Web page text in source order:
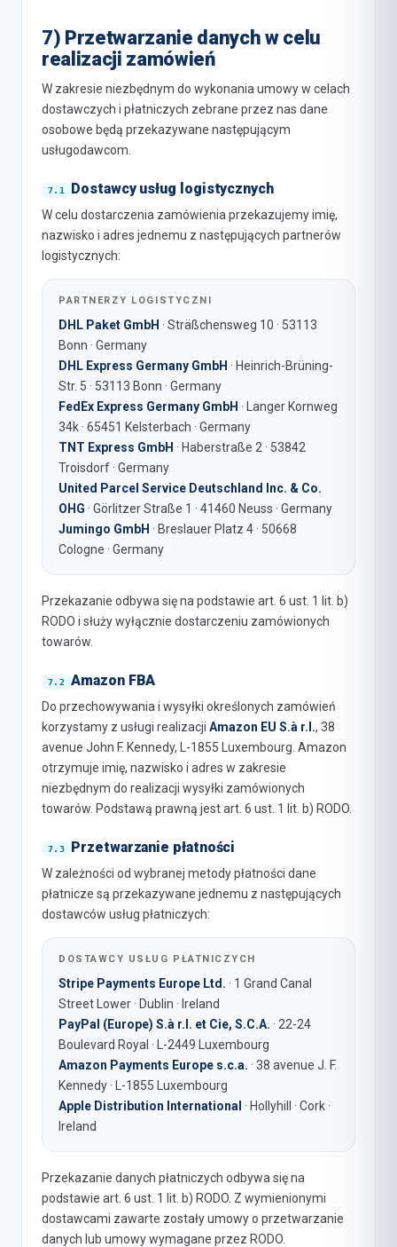
7) Przetwarzanie danych w celu
realizacji zamówień
W zakresie niezbędnym do wykonania umowy w celach
dostawczych i płatniczych zebrane przez nas dane
osobowe będą przekazywane następującym
usługodawcom.
Dostawcy usług logistycznych
W celu dostarczenia zamówienia przekazujemy imię,
nazwisko i adres jednemu z następujących partnerów
logistycznych:
PARTNERZY LOGISTYCZNI
DHL Paket GmbH · Sträßchensweg 10 · 53113
Bonn · Germany
DHL Express Germany GmbH · Heinrich-Brüning-
Str. 5 · 53113 Bonn · Germany
FedEx Express Germany GmbH · Langer Kornweg
34k · 65451 Kelsterbach · Germany
TNT Express GmbH · Haberstraße 2 · 53842
Troisdorf · Germany
United Parcel Service Deutschland Inc. & Co.
OHG · Görlitzer Straße 1 · 41460 Neuss · Germany
Jumingo GmbH · Breslauer Platz 4 · 50668
Cologne · Germany
Przekazanie odbywa się na podstawie art. 6 ust. 1 lit. b)
RODO i służy wyłącznie dostarczeniu zamówionych
towarów.
Amazon FBA
Do przechowywania i wysyłki określonych zamówień
korzystamy z usługi realizacji Amazon EU S.à r.l., 38
avenue John F. Kennedy, L-1855 Luxembourg. Amazon
otrzymuje imię, nazwisko i adres w zakresie
niezbędnym do realizacji wysyłki zamówionych
towarów. Podstawą prawną jest art. 6 ust. 1 lit. b) RODO.
Przetwarzanie płatności
W zależności od wybranej metody płatności dane
płatnicze są przekazywane jednemu z następujących
dostawców usług płatniczych:
DOSTAWCY USŁUG PŁATNICZYCH
Stripe Payments Europe Ltd. · 1 Grand Canal
Street Lower · Dublin · Ireland
PayPal (Europe) S.à r.l. et Cie, S.C.A. · 22-24
Boulevard Royal · L-2449 Luxembourg
Amazon Payments Europe s.c.a. · 38 avenue J. F.
Kennedy · L-1855 Luxembourg
Apple Distribution International · Hollyhill · Cork ·
Ireland
Przekazanie danych płatniczych odbywa się na
podstawie art. 6 ust. 1 lit. b) RODO. Z wymienionymi
dostawcami zawarte zostały umowy o przetwarzanie
danych lub umowy wymagane przez RODO.